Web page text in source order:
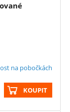
na pobočkách
KOUPIT